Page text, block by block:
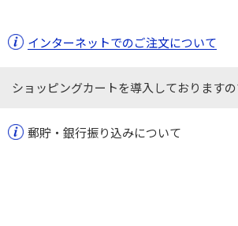
インターネットでのご注文について
ショッピングカートを導入しております
郵貯・銀行振り込みについて